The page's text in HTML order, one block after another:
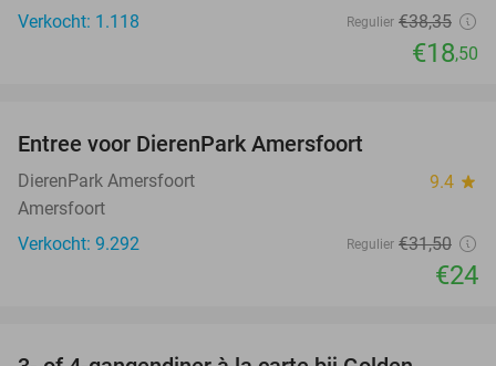
Verkocht: 1.118
Regulier €38,35
€18,50
Entree voor DierenPark Amersfoort
DierenPark Amersfoort 9.4 star
Amersfoort
Verkocht: 9.292
Regulier €31,50
€24